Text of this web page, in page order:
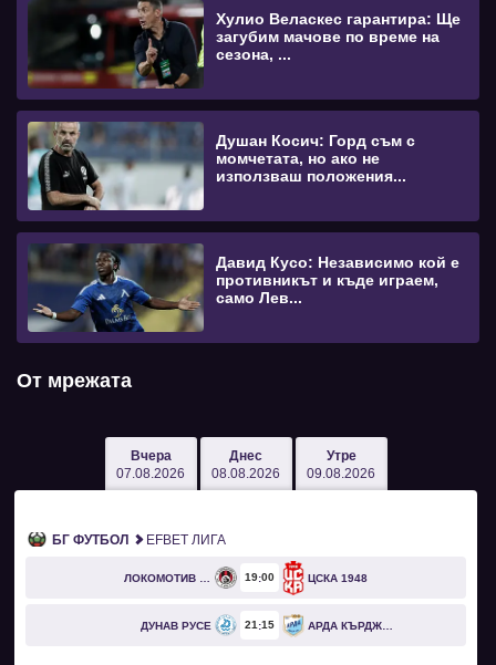
Хулио Веласкес гарантира: Ще
загубим мачове по време на
сезона, ...
Душан Косич: Горд съм с
момчетата, но ако не
използваш положения...
Давид Кусо: Независимо кой е
противникът и къде играем,
само Лев...
От мрежата
Вчера
07.08.2026
Днес
08.08.2026
Утре
09.08.2026
БГ ФУТБОЛ EFBET ЛИГА
ЛОКОМОТИВ СОФИЯ 19 00 ЦСКА 1948
ДУНАВ РУСЕ 21 15 АРДА КЪРДЖАЛИ